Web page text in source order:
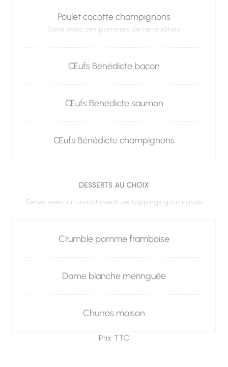
Poulet cocotte champignons
Servi avec ses pommes de terre rôties
Œufs Bénédicte bacon
Œufs Bénédicte saumon
Œufs Bénédicte champignons
DESSERTS AU CHOIX
Servis avec un assortiment de toppings gourmands
Crumble pomme framboise
Dame blanche meringuée
Churros maison
Prix TTC